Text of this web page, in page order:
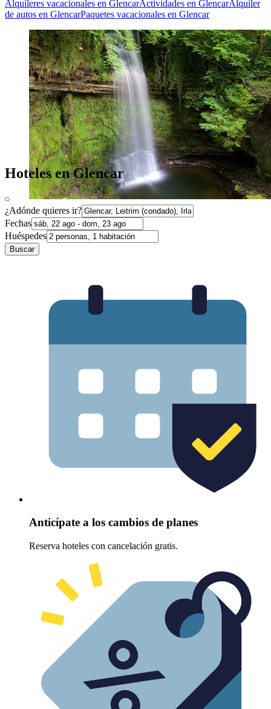
Alquileres vacacionales en GlencarActividades en GlencarAlquiler
de autos en GlencarPaquetes vacacionales en Glencar
Hoteles en Glencar
¿Adónde quieres ir?
Fechas
Huéspedes
Buscar
Anticípate a los cambios de planes
Reserva hoteles con cancelación gratis.